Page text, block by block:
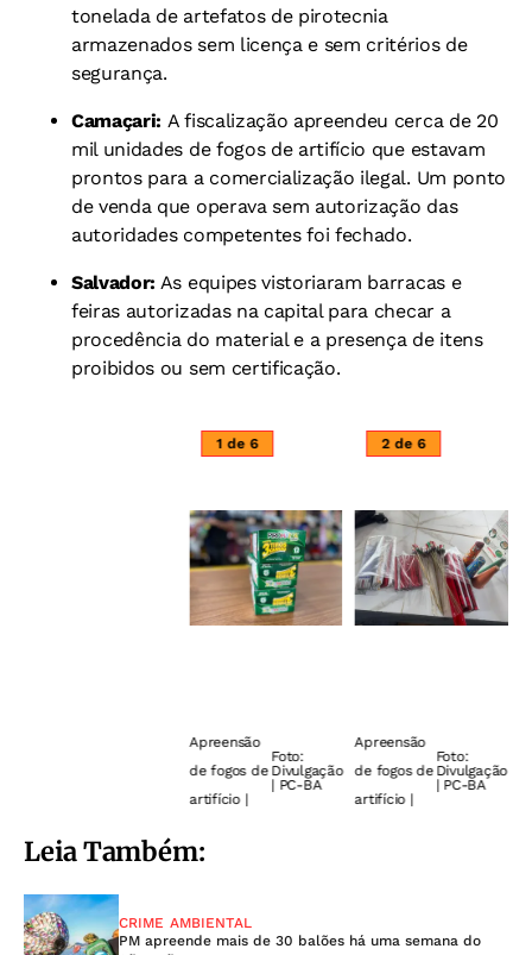
tonelada de artefatos de pirotecnia
armazenados sem licença e sem critérios de
segurança.
Camaçari: A fiscalização apreendeu cerca de 20
mil unidades de fogos de artifício que estavam
prontos para a comercialização ilegal. Um ponto
de venda que operava sem autorização das
autoridades competentes foi fechado.
Salvador: As equipes vistoriaram barracas e
feiras autorizadas na capital para checar a
procedência do material e a presença de itens
proibidos ou sem certificação.
1 de 6
Apreensão
de fogos de
artifício |
Foto:
Divulgação
| PC-BA
2 de 6
Apreensão
de fogos de
artifício |
Foto:
Divulgação
| PC-BA
Leia Também:
CRIME AMBIENTAL
PM apreende mais de 30 balões há uma semana do